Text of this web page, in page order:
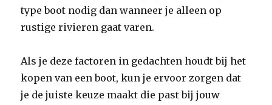
type boot nodig dan wanneer je alleen op
rustige rivieren gaat varen.
Als je deze factoren in gedachten houdt bij het
kopen van een boot, kun je ervoor zorgen dat
je de juiste keuze maakt die past bij jouw